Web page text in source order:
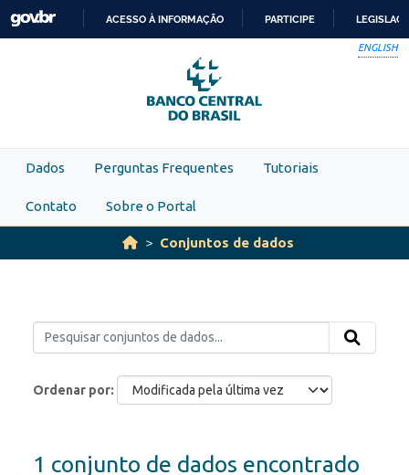
Skip to main content
PARA
O
CONTEÚDO
ACESSO À INFORMAÇÃO PARTICIPE
ENGLISH
Dados Perguntas Frequentes Tutoriais
Contato Sobre o Portal
Conjuntos de dados
Ordenar por
1 conjunto de dados encontrado